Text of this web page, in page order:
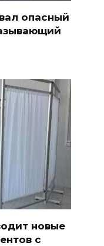
опасный
новые
с